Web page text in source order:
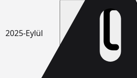
2025-Eylül